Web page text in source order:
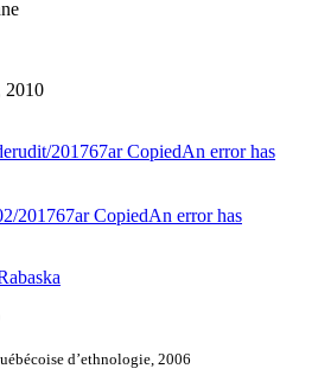
2010
201767arCopiedAn error has
201767arCopiedAn error has
d’ethnologie, 2006